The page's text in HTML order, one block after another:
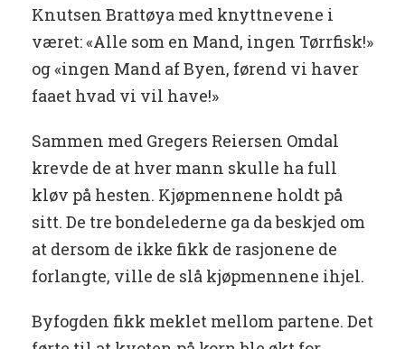
Knutsen Brattøya med knyttnevene i
været: «Alle som en Mand, ingen Tørrfisk!»
og «ingen Mand af Byen, førend vi haver
faaet hvad vi vil have!»
Sammen med Gregers Reiersen Omdal
krevde de at hver mann skulle ha full
kløv på hesten. Kjøpmennene holdt på
sitt. De tre bondelederne ga da beskjed om
at dersom de ikke fikk de rasjonene de
forlangte, ville de slå kjøpmennene ihjel.
Byfogden fikk meklet mellom partene. Det